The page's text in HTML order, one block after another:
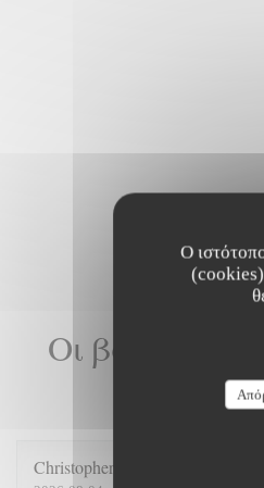
Ο
(cookies)
Οι
Christopher